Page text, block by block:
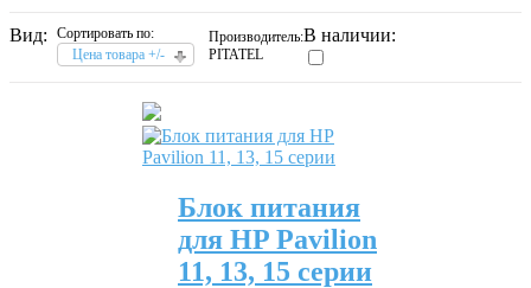
Вид:
Сортировать по:
Цена товара +/-
Производитель:
PITATEL
В наличии:
Блок питания
для HP Pavilion
11, 13, 15 серии